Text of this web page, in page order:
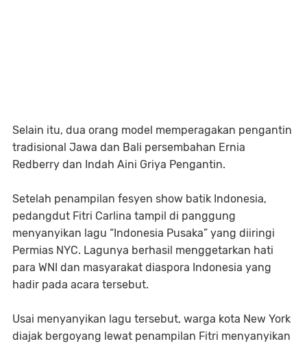
Selain itu, dua orang model memperagakan pengantin
tradisional Jawa dan Bali persembahan Ernia
Redberry dan Indah Aini Griya Pengantin.
Setelah penampilan fesyen show batik Indonesia,
pedangdut Fitri Carlina tampil di panggung
menyanyikan lagu “Indonesia Pusaka” yang diiringi
Permias NYC. Lagunya berhasil menggetarkan hati
para WNI dan masyarakat diaspora Indonesia yang
hadir pada acara tersebut.
Usai menyanyikan lagu tersebut, warga kota New York
diajak bergoyang lewat penampilan Fitri menyanyikan